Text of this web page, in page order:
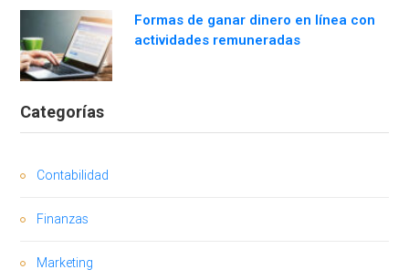
Formas de ganar dinero en línea con
actividades remuneradas
Categorías
Contabilidad
Finanzas
Marketing